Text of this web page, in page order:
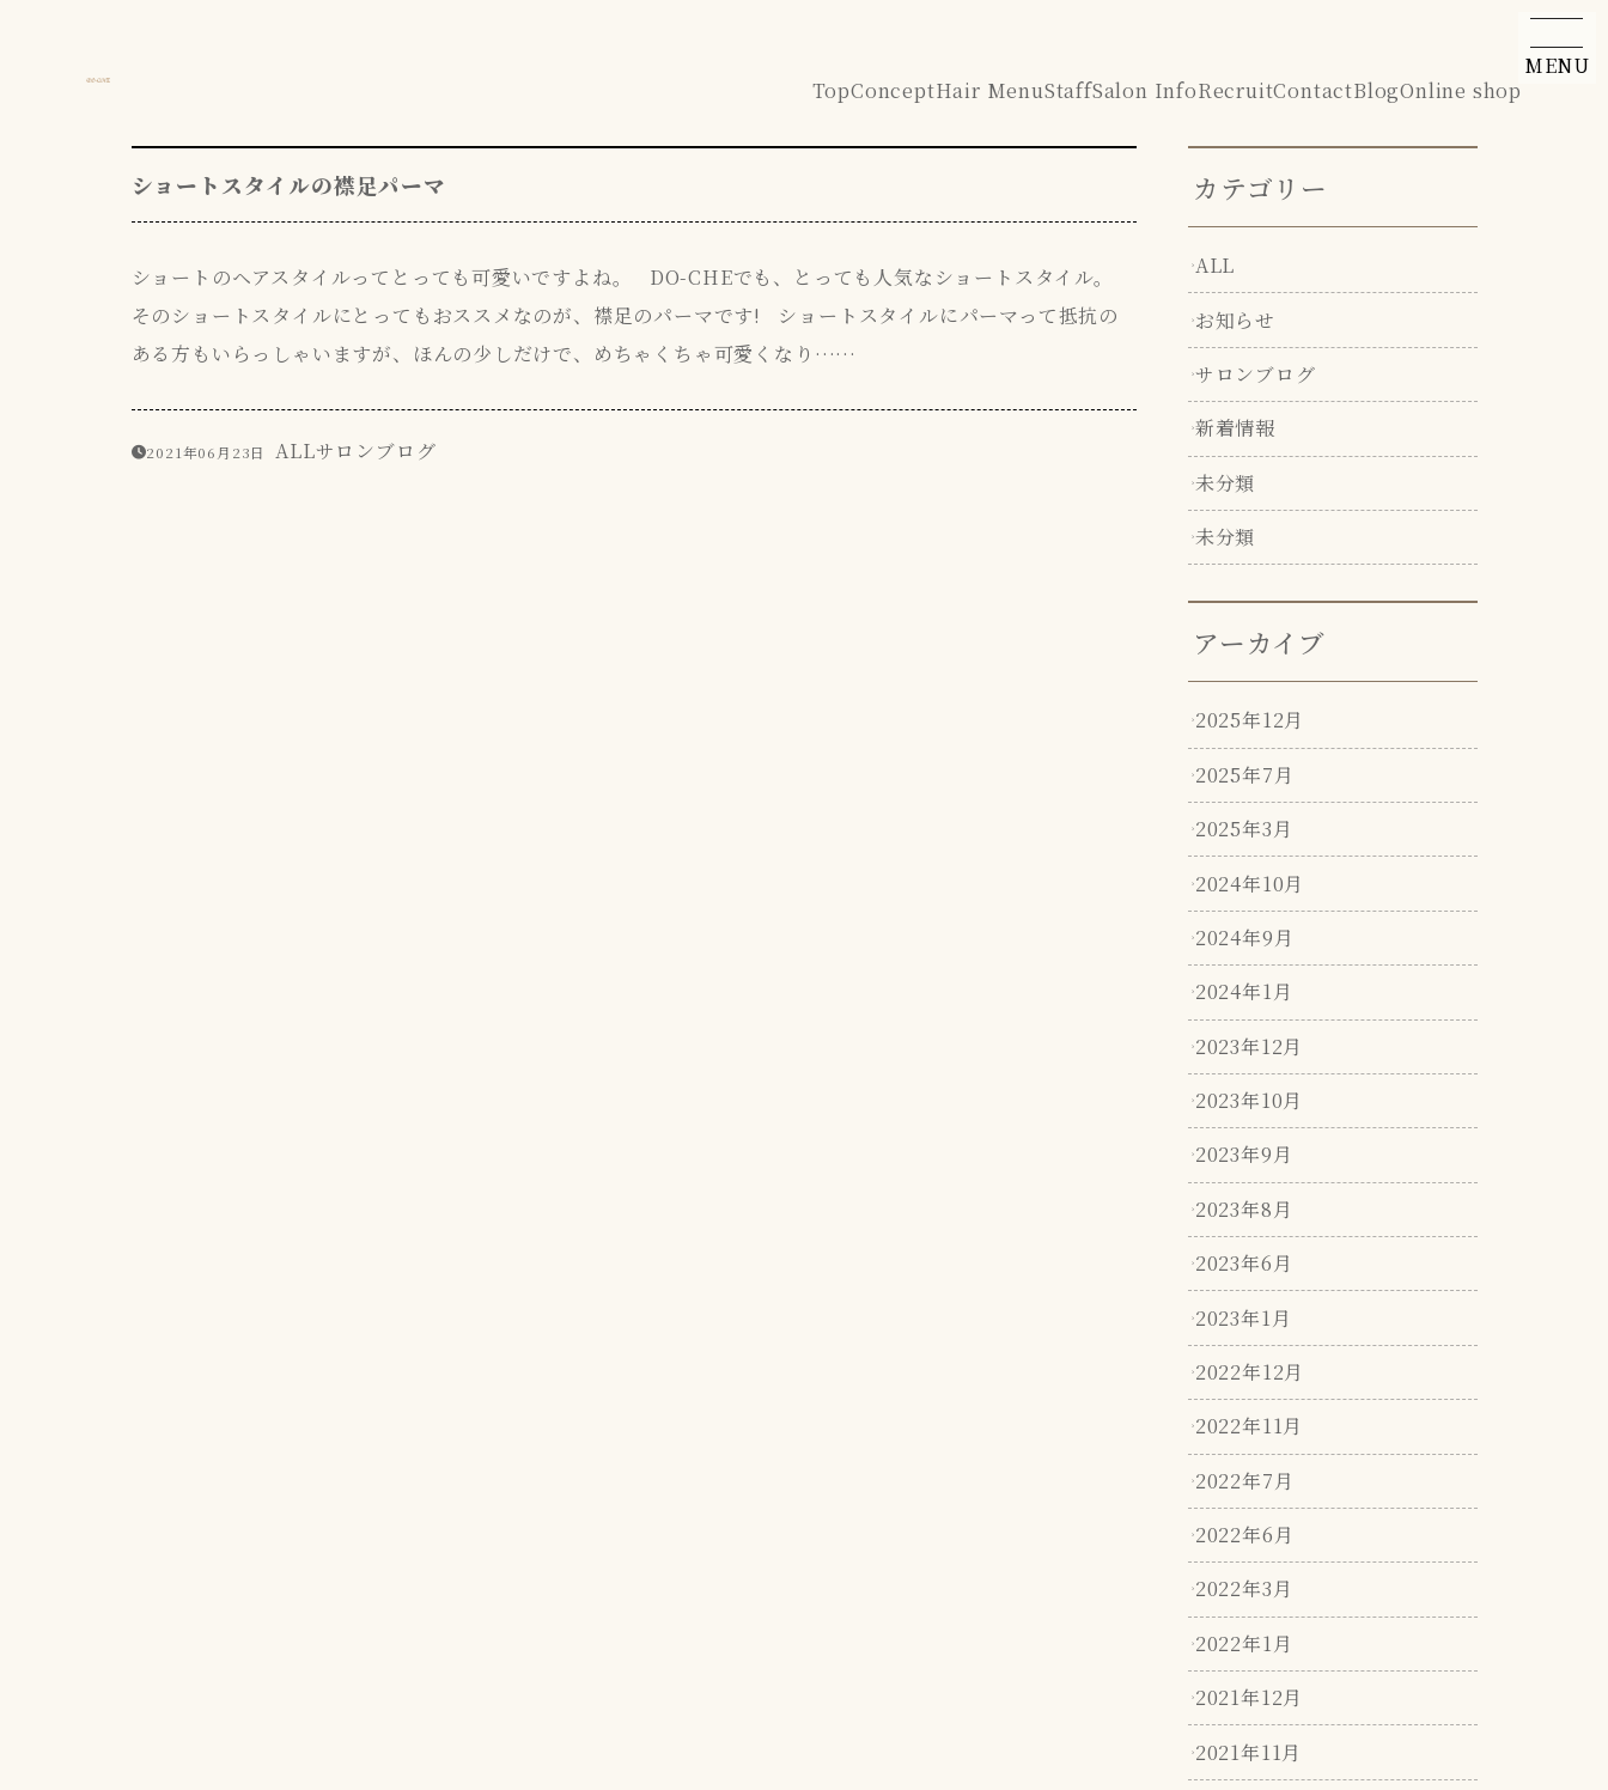
TopConceptHair MenuStaffSalon InfoRecruitContactBlogOnline shop
MENU
ショートスタイルの襟足パーマ
ショートのヘアスタイルってとっても可愛いですよね。 DO-CHEでも、とっても人気なショートスタイル。
そのショートスタイルにとってもおススメなのが、襟足のパーマです! ショートスタイルにパーマって抵抗の
ある方もいらっしゃいますが、ほんの少しだけで、めちゃくちゃ可愛くなり……
2021年06月23日 ALLサロンブログ
カテゴリー
ALL
お知らせ
サロンブログ
新着情報
未分類
未分類
アーカイブ
2025年12月
2025年7月
2025年3月
2024年10月
2024年9月
2024年1月
2023年12月
2023年10月
2023年9月
2023年8月
2023年6月
2023年1月
2022年12月
2022年11月
2022年7月
2022年6月
2022年3月
2022年1月
2021年12月
2021年11月